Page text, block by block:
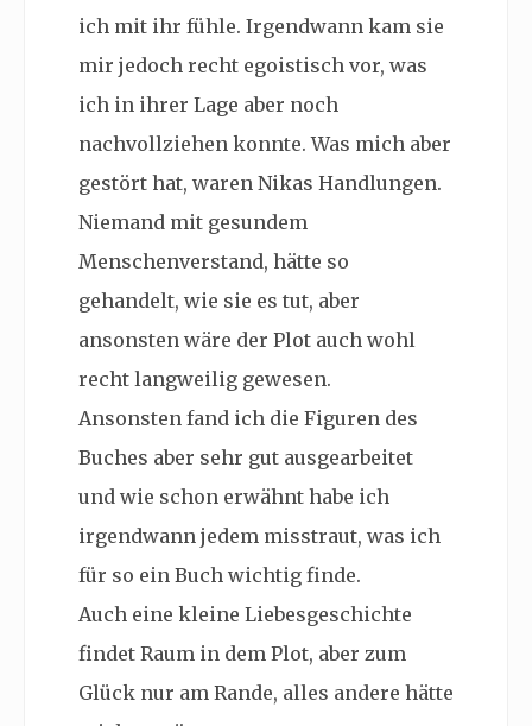
ich mit ihr fühle. Irgendwann kam sie
mir jedoch recht egoistisch vor, was
ich in ihrer Lage aber noch
nachvollziehen konnte. Was mich aber
gestört hat, waren Nikas Handlungen.
Niemand mit gesundem
Menschenverstand, hätte so
gehandelt, wie sie es tut, aber
ansonsten wäre der Plot auch wohl
recht langweilig gewesen.
Ansonsten fand ich die Figuren des
Buches aber sehr gut ausgearbeitet
und wie schon erwähnt habe ich
irgendwann jedem misstraut, was ich
für so ein Buch wichtig finde.
Auch eine kleine Liebesgeschichte
findet Raum in dem Plot, aber zum
Glück nur am Rande, alles andere hätte